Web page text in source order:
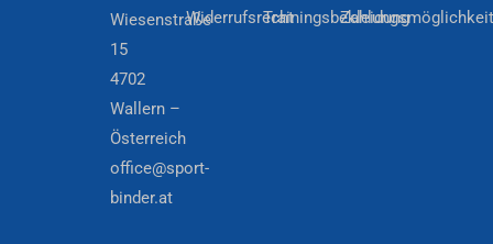
Wiesenstraße
15
4702
Wallern –
Österreich
office@sport-
binder.at
WiderrufsrechtTrainingsbekleidung